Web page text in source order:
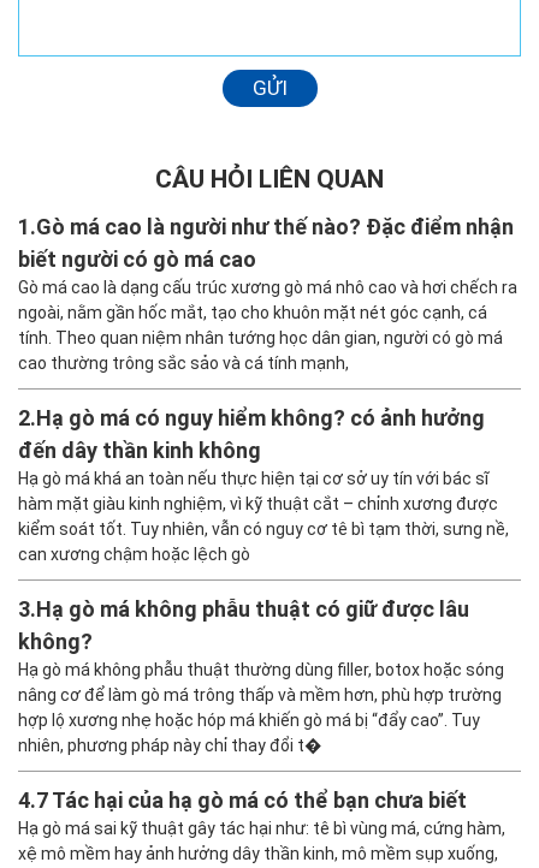
GỬI
CÂU HỎI LIÊN QUAN
1.Gò má cao là người như thế nào? Đặc điểm nhận
biết người có gò má cao
Gò má cao là dạng cấu trúc xương gò má nhô cao và hơi chếch ra
ngoài, nằm gần hốc mắt, tạo cho khuôn mặt nét góc cạnh, cá
tính. Theo quan niệm nhân tướng học dân gian, người có gò má
cao thường trông sắc sảo và cá tính mạnh,
2.Hạ gò má có nguy hiểm không? có ảnh hưởng
đến dây thần kinh không
Hạ gò má khá an toàn nếu thực hiện tại cơ sở uy tín với bác sĩ
hàm mặt giàu kinh nghiệm, vì kỹ thuật cắt – chỉnh xương được
kiểm soát tốt. Tuy nhiên, vẫn có nguy cơ tê bì tạm thời, sưng nề,
can xương chậm hoặc lệch gò
3.Hạ gò má không phẫu thuật có giữ được lâu
không?
Hạ gò má không phẫu thuật thường dùng filler, botox hoặc sóng
nâng cơ để làm gò má trông thấp và mềm hơn, phù hợp trường
hợp lộ xương nhẹ hoặc hóp má khiến gò má bị “đẩy cao”. Tuy
nhiên, phương pháp này chỉ thay đổi t�
4.7 Tác hại của hạ gò má có thể bạn chưa biết
Hạ gò má sai kỹ thuật gây tác hại như: tê bì vùng má, cứng hàm,
xệ mô mềm hay ảnh hưởng dây thần kinh, mô mềm sụp xuống,